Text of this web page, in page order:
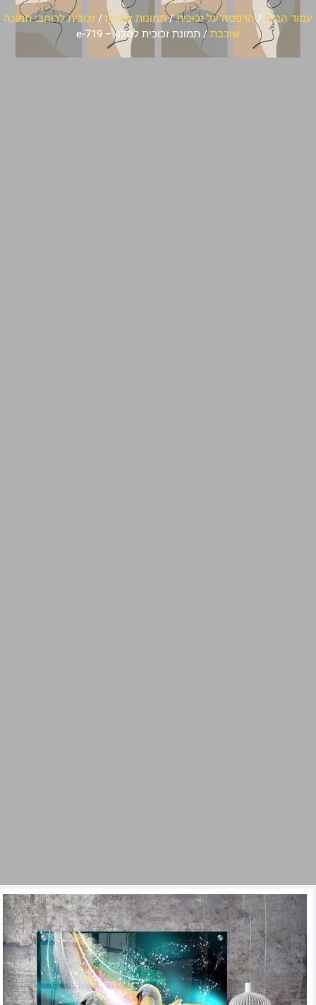
עמוד הבית /הדפסה על זכוכית/תמונות זכוכית/זכוכית לרוחב: תמונה
שוכבת/ תמונת זכוכית לסלון – e-719